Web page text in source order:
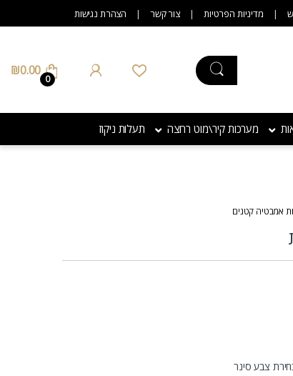
מדיניות הפרטיות צור קשר הצהרת נגישות
0
₪0.00
מערכות קיר\מוט רחצה תעלות ניקוז
אמבטיה קטנים
צבע סינר